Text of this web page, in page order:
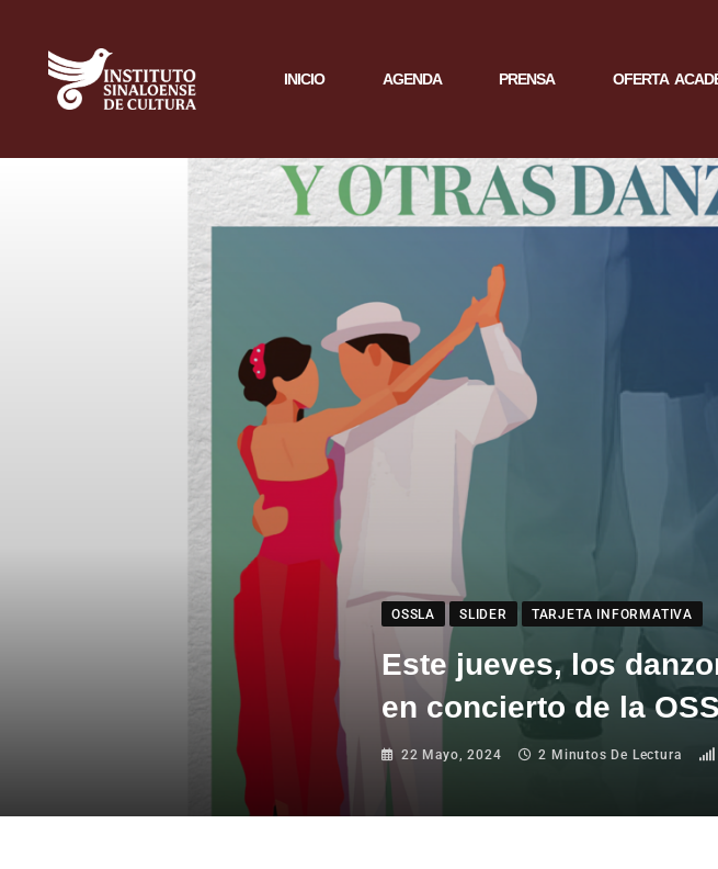
INICIO AGENDA PRENSA OFERTA
OSSLA SLIDER TARJETA INFORMATIVA
Este jueves, los
en concierto de la
22 Mayo, 2024 2 Minutos De Lectura